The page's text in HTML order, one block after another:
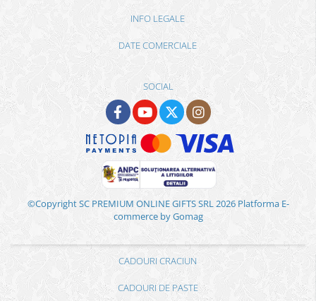
INFO LEGALE
DATE COMERCIALE
SOCIAL
©Copyright SC PREMIUM ONLINE GIFTS SRL 2026 Platforma E-
commerce by Gomag
CADOURI CRACIUN
CADOURI DE PASTE